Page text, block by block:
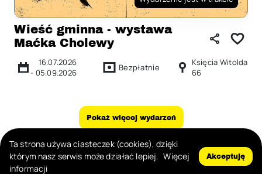
Wieść gminna - wystawa
Maćka Cholewy
16.07.2026
- 05.09.2026 Bezpłatnie
Księcia Witolda
66
Pokaż więcej wydarzeń
Zgłoś nadużycie
Ta strona używa ciasteczek (cookies), dzięki
którym nasz serwis może działać lepiej. Więcej
informacji
Akceptuję